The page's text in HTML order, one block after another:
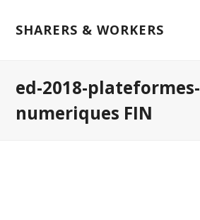
SHARERS & WORKERS
ed-2018-plateformes-
numeriques FIN